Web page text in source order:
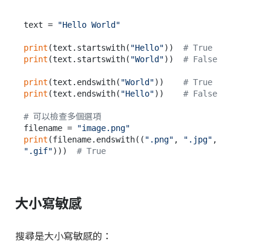
text = "Hello World"
print (text.startswith( "Hello")) # True
print (text.startswith( "World")) # False
print (text.endswith( "World")) # True
print (text.endswith( "Hello")) # False
# 可以檢查多個選項
filename =
"image.png"
print (filename.endswith(( ".png" , ".jpg"
".gif"))) # True
大小寫敏感
搜尋是大小寫敏感的：